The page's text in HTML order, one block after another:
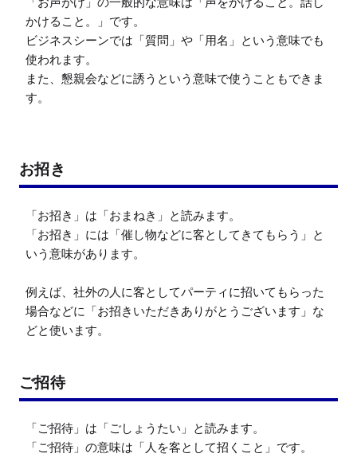
かけること。」です。
ビジネスシーンでは「質問」や「用名」という意味でも
使われます。
また、懇親会などに誘うという意味で使うこともできま
す。
お招き
「お招き」は「おまねき」と読みます。
「お招き」には「催し物などに客としてきてもらう」と
いう意味があります。
例えば、社外の人に客としてパーティに招いてもらった
場合などに「お招きいただきありがとうございます」な
どと使います。
ご招待
「ご招待」は「ごしょうたい」と読みます。
「ご招待」の意味は「人を客として招くこと」です。